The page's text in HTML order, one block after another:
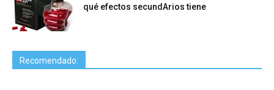
qué efectos secundArios tiene
Recomendado: